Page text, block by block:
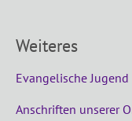
Weiteres
Evangelische Jugend
Anschriften unserer